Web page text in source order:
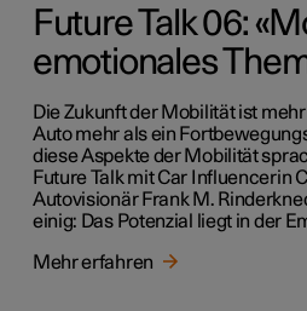
Future Talk 06:
emotionales
Die Zukunft der Mobilität ist
Auto mehr als ein
diese Aspekte der Mobilität
Future Talk mit Car Influencerin
Autovisionär Frank M.
einig: Das Potenzial liegt in der
Mehr erfahren